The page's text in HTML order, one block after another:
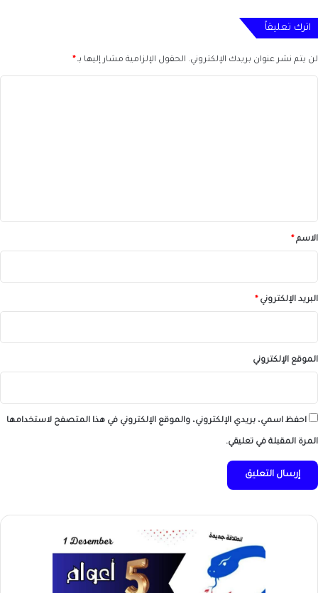
اترك تعليقاً
لن يتم نشر عنوان بريدك الإلكتروني. الحقول الإلزامية مشار إليها بـ*
*الاسم*
البريد الإلكتروني*
الموقع الإلكتروني
احفظ اسمي، بريدي الإلكتروني، والموقع الإلكتروني في هذا المتصفح لاستخدامها
المرة المقبلة في تعليقي.